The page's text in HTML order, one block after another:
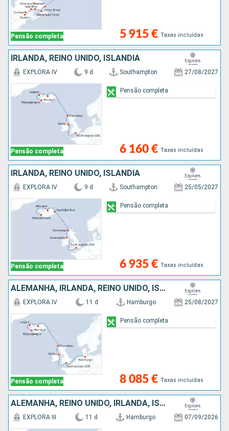
Pensão completa 5 915 € Taxas incluídas
IRLANDA, REINO UNIDO, ISLÂNDIA
Pensão completa
EXPLORA IV 9 d Southampton 27/08/2027
6 160 € Taxas incluídas
Pensão completa
IRLANDA, REINO UNIDO, ISLÂNDIA
Pensão completa
EXPLORA IV 9 d Southampton 25/05/2027
6 935 € Taxas incluídas
Pensão completa
ALEMANHA, IRLANDA, REINO UNIDO, ISLÂNDIA
Pensão completa
EXPLORA IV 11 d Hamburgo 25/08/2027
8 085 € Taxas incluídas
Pensão completa
ALEMANHA, REINO UNIDO, IRLANDA, ISLÂNDIA
EXPLORA III 11 d Hamburgo 07/09/2026